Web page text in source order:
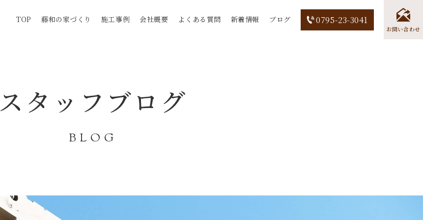
TOP 藤和の家づくり 施工事例 会社概要 よくある質問 新着情報 ブログ 0795-23-3041
お問い合わせ
スタッフブログ
BLOG